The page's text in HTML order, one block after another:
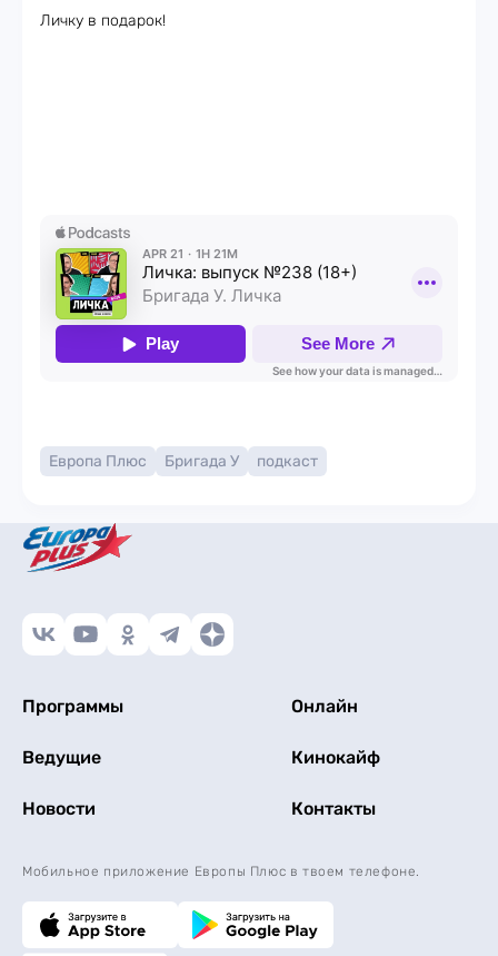
Личку в подарок!
Европа Плюс Бригада У подкаст
Программы Онлайн
Ведущие Кинокайф
Новости Контакты
Мобильное приложение Европы Плюс в твоем телефоне.